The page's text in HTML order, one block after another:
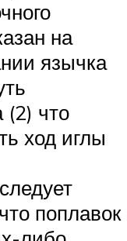
на
язычка
(2) что
ход иглы
поплавок